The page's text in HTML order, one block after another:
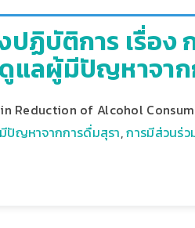
ปฏิบัติการ เรื่อ
แลผู้มีปัญหาจา
Reduction of Alcohol
ปัญหาจากการดื่มสุรา,การมีส่วนร่